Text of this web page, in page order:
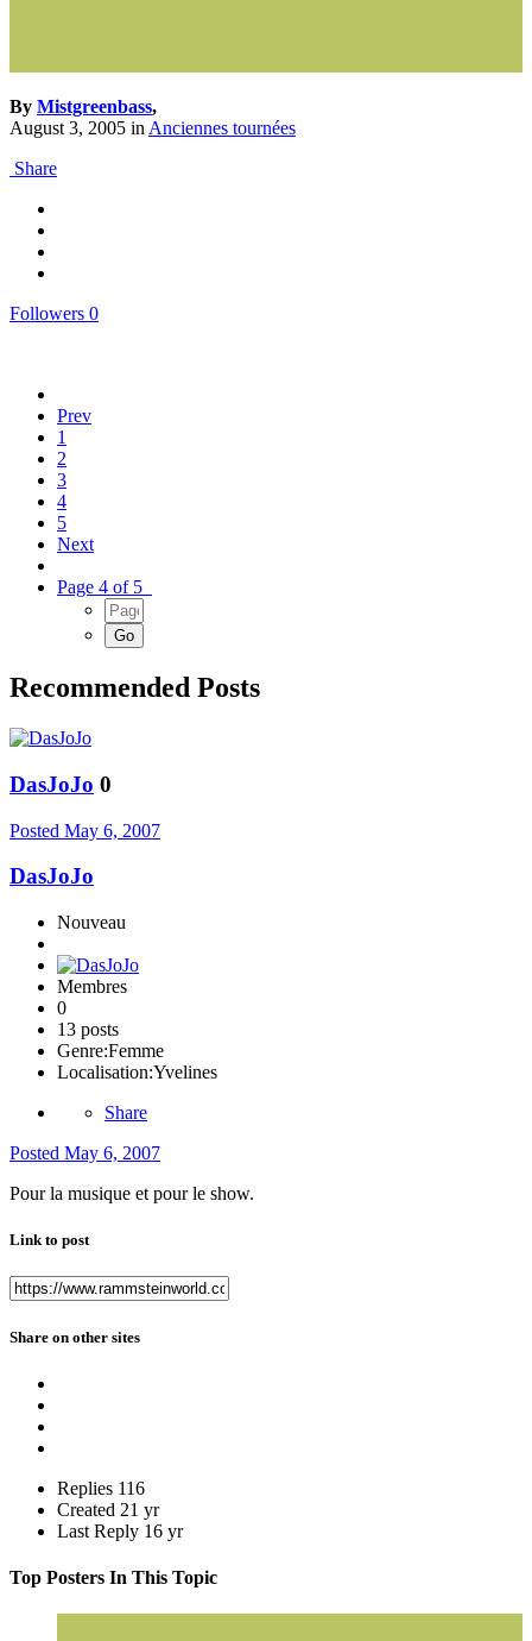
By Mistgreenbass,
August 3, 2005 inAnciennes tournées
Share
Followers 0
Prev
1
2
3
4
5
Next
Page 4 of 5
Recommended Posts
DasJoJo 0
Posted May 6, 2007
DasJoJo
Nouveau
Membres
0
13 posts
Genre:Femme
Localisation:Yvelines
Share
Posted May 6, 2007
Pour la musique et pour le show.
Link to post
Share on other sites
Replies 116
Created 21 yr
Last Reply 16 yr
Top Posters In This Topic